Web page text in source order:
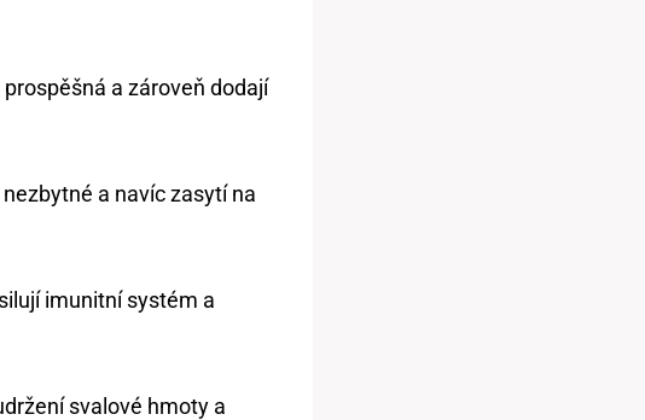
a zároveň dodají
a navíc zasytí na
imunitní systém a
svalové hmoty a